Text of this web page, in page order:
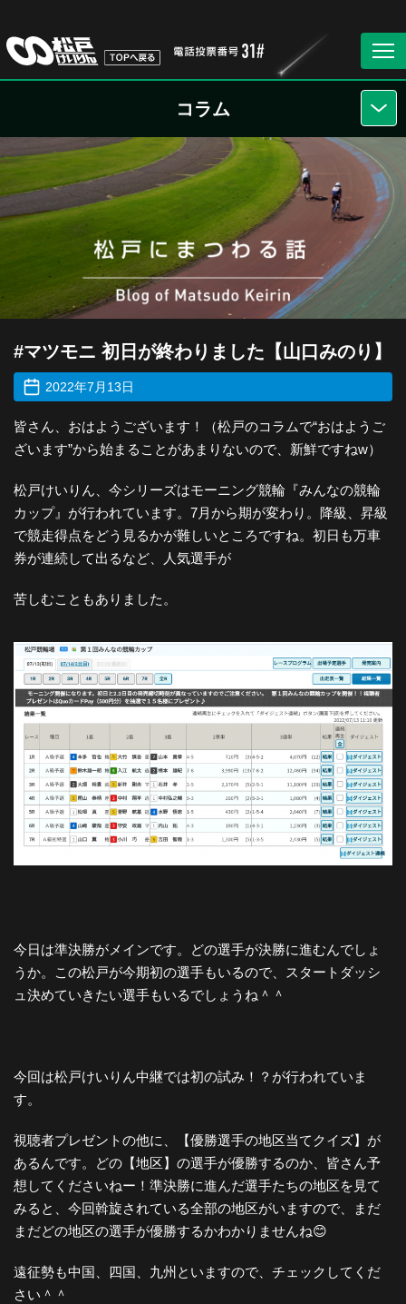
コラム
#マツモニ 初日が終わりました【山口みのり】
2022年7月13日
皆さん、おはようございます！（松戸のコラムで“おはようご
ざいます”から始まることがあまりないので、新鮮ですねw）
松戸けいりん、今シリーズはモーニング競輪『みんなの競輪
カップ』が行われています。7月から期が変わり。降級、昇級
で競走得点をどう見るかが難しいところですね。初日も万車
券が連続して出るなど、人気選手が
苦しむこともありました。
今日は準決勝がメインです。どの選手が決勝に進むんでしょ
うか。この松戸が今期初の選手もいるので、スタートダッシ
ュ決めていきたい選手もいるでしょうね＾＾
今回は松戸けいりん中継では初の試み！？が行われていま
す。
視聴者プレゼントの他に、【優勝選手の地区当てクイズ】が
あるんです。どの【地区】の選手が優勝するのか、皆さん予
想してくださいねー！準決勝に進んだ選手たちの地区を見て
みると、今回斡旋されている全部の地区がいますので、まだ
まだどの地区の選手が優勝するかわかりませんね😊
遠征勢も中国、四国、九州といますので、チェックしてくだ
さい＾＾